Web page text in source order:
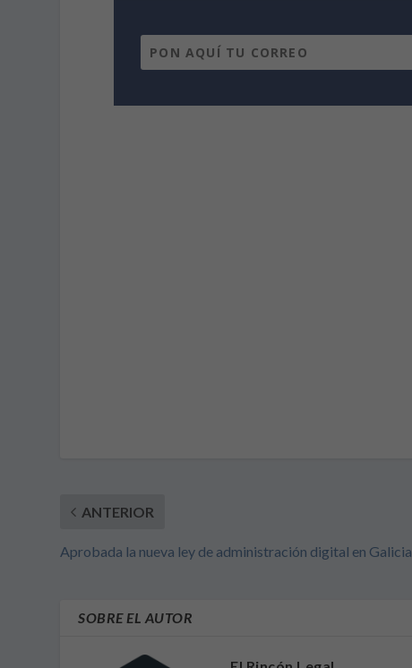
ANTERIOR
Aprobada la nueva ley de administración digital en Galicia
SOBRE EL AUTOR